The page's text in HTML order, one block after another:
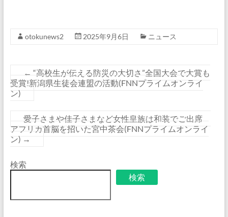
otokunews2 2025年9月6日 ニュース
← “高校生が伝える防災の大切さ”全国大会で大賞も
受賞!新潟県生徒会連盟の活動(FNNプライムオンライ
ン)
愛子さまや佳子さまなど女性皇族は和装でご出席
アフリカ首脳を招いた宮中茶会(FNNプライムオンライ
ン) →
検索
検索